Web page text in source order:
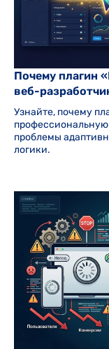
Почему плагин
веб-
Узнайте, почему
проблемы
логики.